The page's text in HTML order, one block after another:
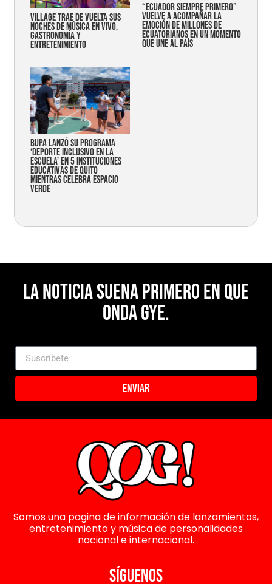
Village trae de vuelta sus
noches de música en vivo,
gastronomía y
entretenimiento
“Ecuador siempre primero”
vuelve a acompañar la
emoción de millones de
ecuatorianos en un momento
que une al país
Bupa lanzó su programa
‘Deporte Inclusivo en la
Escuela’ en 5 instituciones
educativas de Quito
mientras celebra espacio
verde
La noticia suena primero en Que
Onda Gye.
Enviar
Somos una pagina de información de lanzamientos,
entretenimiento y música de personalidades
nacional e internacional.
SÍGUENOS